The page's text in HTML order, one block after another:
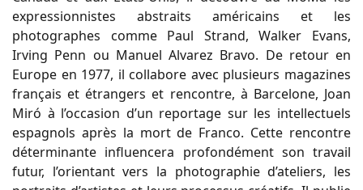
expressionnistes abstraits américains et les
photographes comme Paul Strand, Walker Evans,
Irving Penn ou Manuel Alvarez Bravo. De retour en
Europe en 1977, il collabore avec plusieurs magazines
français et étrangers et rencontre, à Barcelone, Joan
Miró à l’occasion d’un reportage sur les intellectuels
espagnols après la mort de Franco. Cette rencontre
déterminante influencera profondément son travail
futur, l’orientant vers la photographie d’ateliers, les